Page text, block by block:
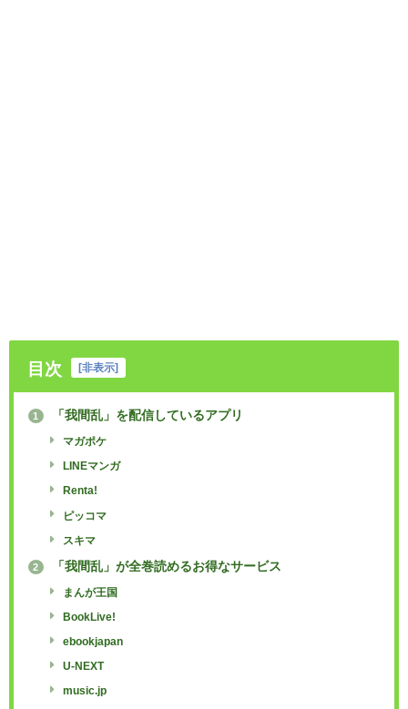
目次 [非表示]
1 「我間乱」を配信しているアプリ
マガポケ
LINEマンガ
Renta!
ピッコマ
スキマ
2 「我間乱」が全巻読めるお得なサービス
まんが王国
BookLive!
ebookjapan
U-NEXT
music.jp